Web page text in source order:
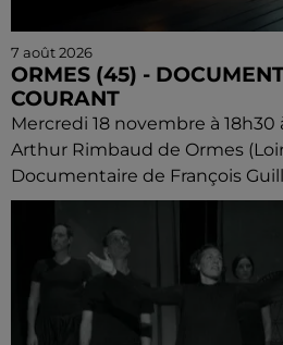
7 août 2026
ORMES (45) -
COURANT
Mercredi 18 novembre à
Arthur Rimbaud de Ormes
Documentaire de François